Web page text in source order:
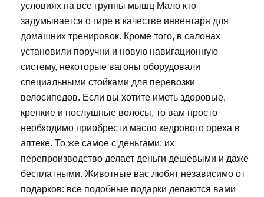
условиях на все группы мышц Мало кто
задумывается о гире в качестве инвентаря для
домашних тренировок. Кроме того, в салонах
установили поручни и новую навигационную
систему, некоторые вагоны оборудовали
специальными стойками для перевозки
велосипедов. Если вы хотите иметь здоровые,
крепкие и послушные волосы, то вам просто
необходимо приобрести масло кедрового ореха в
аптеке. То же самое с деньгами: их
перепроизводство делает деньги дешевыми и даже
бесплатными. Животные вас любят независимо от
подарков: все подобные подарки делаются вами